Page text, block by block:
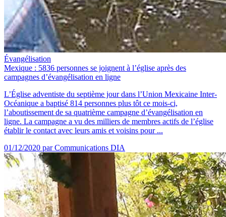
Évangélisation
Mexique : 5836 personnes se joignent à l’église après des
campagnes d’évangélisation en ligne
L’Église adventiste du septième jour dans l’Union Mexicaine Inter-
Océanique a baptisé 814 personnes plus tôt ce mois-ci,
l’aboutissement de sa quatrième campagne d’évangélisation en
ligne. La campagne a vu des milliers de membres actifs de l’église
établir le contact avec leurs amis et voisins pour ...
01/12/2020 par Communications DIA